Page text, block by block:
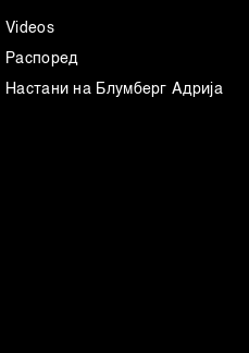
Videos
Распоред
Настани на Блумберг Адрија